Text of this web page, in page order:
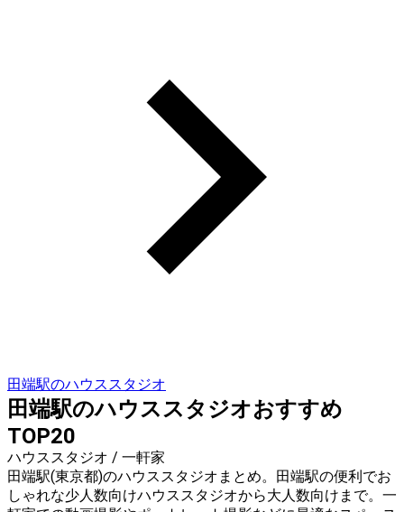
田端駅のハウススタジオ
田端駅のハウススタジオおすすめ
TOP20
ハウススタジオ / 一軒家
田端駅(東京都)のハウススタジオまとめ。田端駅の便利でお
しゃれな少人数向けハウススタジオから大人数向けまで。一